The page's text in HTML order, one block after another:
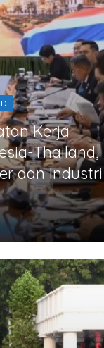
Kerja
Thailand,
dan Industri